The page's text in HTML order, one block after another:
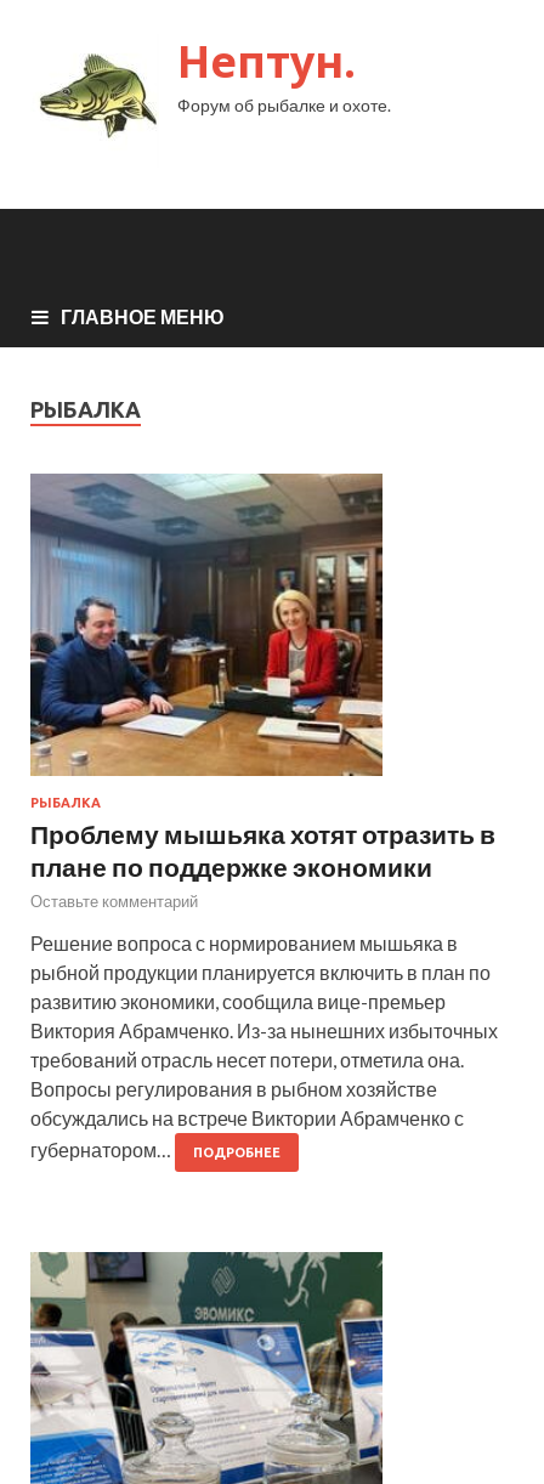
Нептун.
Форум об рыбалке и охоте.
ГЛАВНОЕ МЕНЮ
РЫБАЛКА
РЫБАЛКА
Проблему мышьяка хотят отразить в
плане по поддержке экономики
Оставьте комментарий
Решение вопроса с нормированием мышьяка в
рыбной продукции планируется включить в план по
развитию экономики, сообщила вице-премьер
Виктория Абрамченко. Из-за нынешних избыточных
требований отрасль несет потери, отметила она.
Вопросы регулирования в рыбном хозяйстве
обсуждались на встрече Виктории Абрамченко с
губернатором…
ПОДРОБНЕЕ